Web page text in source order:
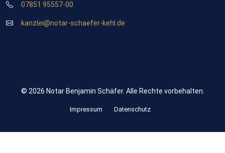
07851 95557-00
kanzlei@notar-schaefer-kehl.de
© 2026 Notar Benjamin Schäfer. Alle Rechte vorbehalten.
Impressum Datenschutz